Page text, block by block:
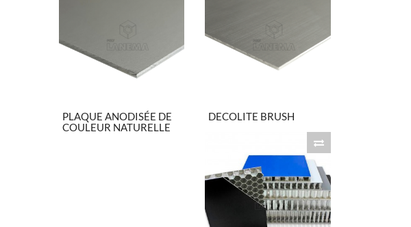
PLAQUE ANODISÉE DE
COULEUR NATURELLE
DECOLITE BRUSH